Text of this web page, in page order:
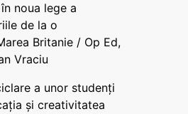
noua lege a
de la o
Britanie / Op Ed,
Vraciu
a unor studenți
și creativitatea